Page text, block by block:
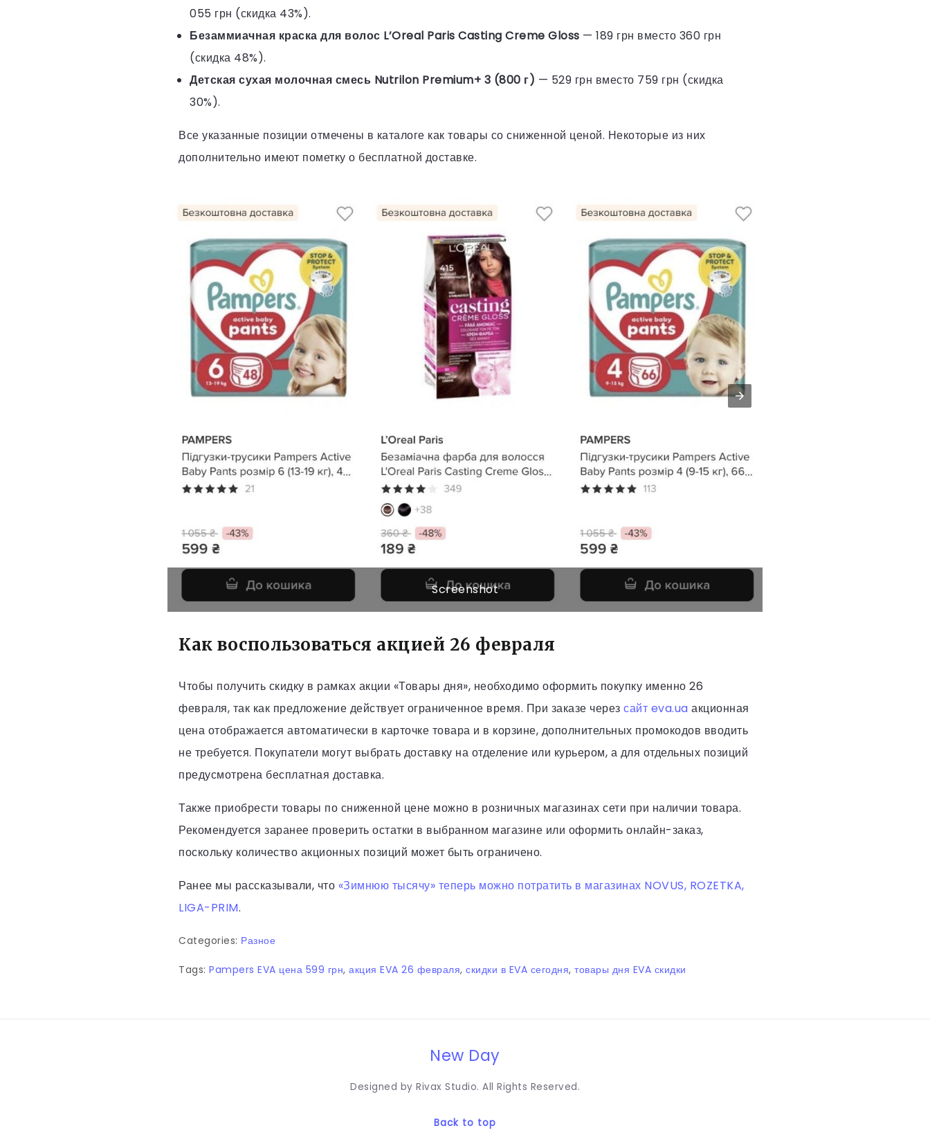
055 грн (скидка 43%).
Безаммиачная краска для волос L’Oreal Paris Casting Creme Gloss — 189 грн вместо 360 грн
(скидка 48%).
Детская сухая молочная смесь Nutrilon Premium+ 3 (800 г) — 529 грн вместо 759 грн (скидка
30%).
Все указанные позиции отмечены в каталоге как товары со сниженной ценой. Некоторые из них
дополнительно имеют пометку о бесплатной доставке.
Screenshot
Как воспользоваться акцией 26 февраля
Чтобы получить скидку в рамках акции «Товары дня», необходимо оформить покупку именно 26
февраля, так как предложение действует ограниченное время. При заказе через сайт eva.ua акционная
цена отображается автоматически в карточке товара и в корзине, дополнительных промокодов вводить
не требуется. Покупатели могут выбрать доставку на отделение или курьером, а для отдельных позиций
предусмотрена бесплатная доставка.
Также приобрести товары по сниженной цене можно в розничных магазинах сети при наличии товара.
Рекомендуется заранее проверить остатки в выбранном магазине или оформить онлайн-заказ,
поскольку количество акционных позиций может быть ограничено.
Ранее мы рассказывали, что «Зимнюю тысячу» теперь можно потратить в магазинах NOVUS, ROZETKA,
LIGA-PRIM.
Categories: Разное
Tags: Pampers EVA цена 599 грн, акция EVA 26 февраля, скидки в EVA сегодня, товары дня EVA скидки
New Day
Designed by Rivax Studio. All Rights Reserved.
Back to top